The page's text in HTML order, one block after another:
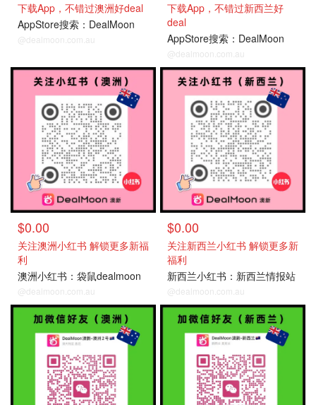
下载App，不错过澳洲好deal
AppStore搜索：DealMoon
@dealmoon.com.au
下载App，不错过新西兰好
deal
AppStore搜索：DealMoon
@dealmoon.com.au
$0.00
关注澳洲小红书 解锁更多新福
利
澳洲小红书：袋鼠dealmoon
@dealmoon.com.au
$0.00
关注新西兰小红书 解锁更多新
福利
新西兰小红书：新西兰情报站
@dealmoon.com.au